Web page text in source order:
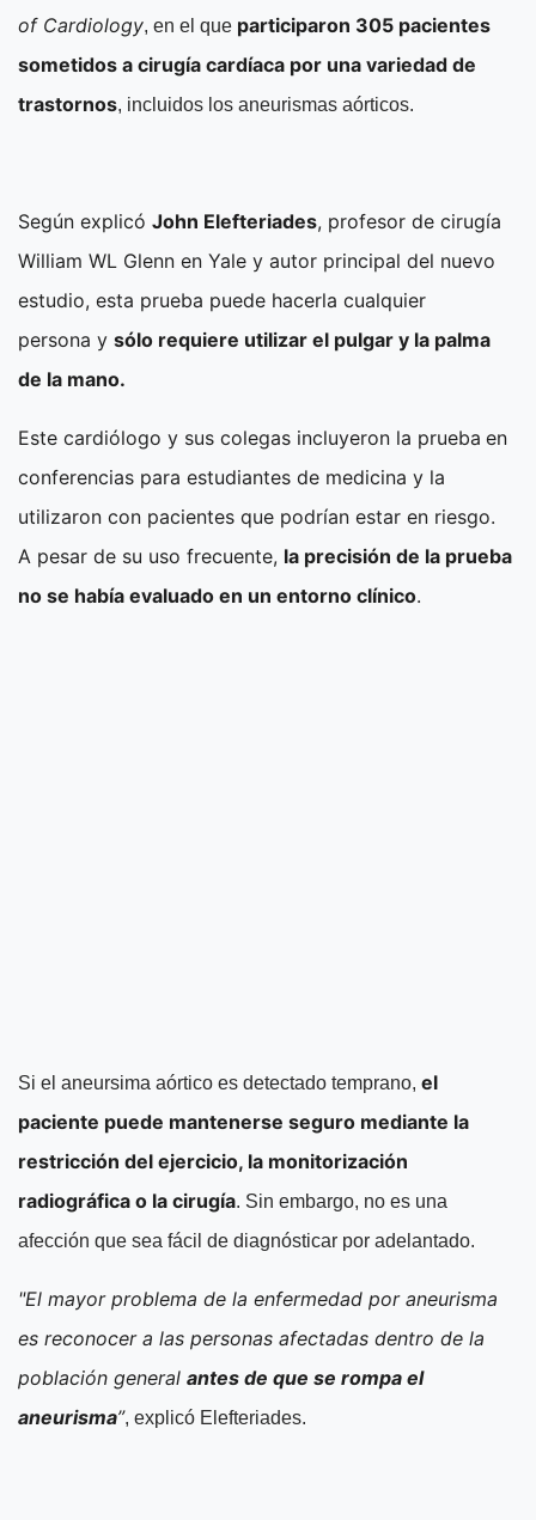
of Cardiology, en el que participaron 305 pacientes
sometidos a cirugía cardíaca por una variedad de
trastornos, incluidos los aneurismas aórticos.
Según explicó John Elefteriades, profesor de cirugía
William WL Glenn en Yale y autor principal del nuevo
estudio, esta prueba puede hacerla cualquier
persona y sólo requiere utilizar el pulgar y la palma
de la mano.
Este cardiólogo y sus colegas incluyeron la prueba en
conferencias para estudiantes de medicina y la
utilizaron con pacientes que podrían estar en riesgo.
A pesar de su uso frecuente, la precisión de la prueba
no se había evaluado en un entorno clínico.
Si el aneursima aórtico es detectado temprano, el
paciente puede mantenerse seguro mediante la
restricción del ejercicio, la monitorización
radiográfica o la cirugía. Sin embargo, no es una
afección que sea fácil de diagnósticar por adelantado.
"El mayor problema de la enfermedad por aneurisma
es reconocer a las personas afectadas dentro de la
población general antes de que se rompa el
aneurisma”, explicó Elefteriades.